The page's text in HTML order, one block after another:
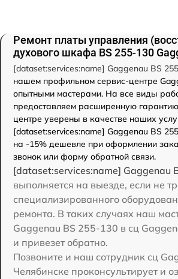
Ремонт платы управления
духового шкафа BS 255-130
[dataset:services:name] Gaggenau BS
нашем профильном сервис-центре
опытными мастерами. На все виды
предоставляем расширенную
центре уверены в качестве наших
[dataset:services:name] Gaggenau BS
на -15% дешевле при оформлении
звонок или форму обратной связи.
[dataset:services:name] Gaggenau
выполняется на выезде, если не
специализированного
ремонта. В таких случаях наш
Gaggenau BS 255-130 в сц
и привезет обратно.
Позвоните и наш сотрудник сц
Челябинске проконсультирует и